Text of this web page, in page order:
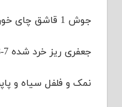
جوش 1 قاشق چای خوری
جعفری ریز خرد شده 7-8 عدد
نمک و فلفل سیاه و